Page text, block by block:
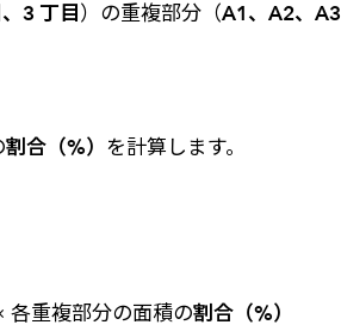
3 丁目）の重複部分（A1、A2、A3
割合（%） を計算します。
各重複部分の面積の割合（%）